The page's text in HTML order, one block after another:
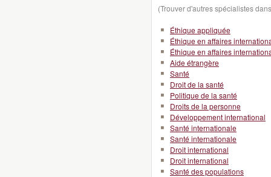
(Trouver d'autres spécialistes
Éthique appliquée
Éthique en affaires
Éthique en affaires
Aide étrangère
Santé
Droit de la santé
Politique de la santé
Droits de la personne
Développement international
Santé internationale
Santé internationale
Droit international
Droit international
Santé des populations